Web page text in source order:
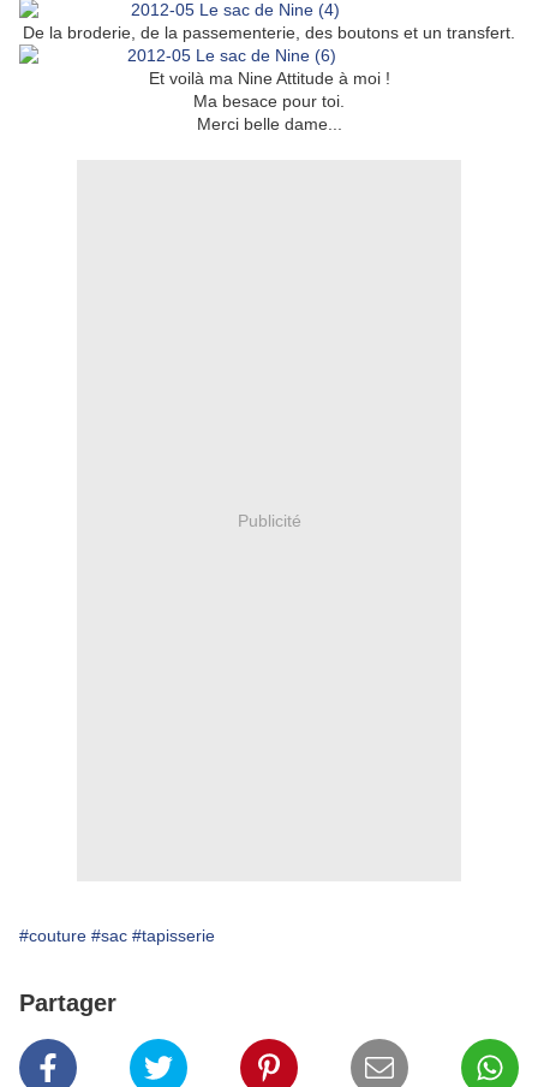
De la broderie, de la passementerie, des boutons et un transfert.
Et voilà ma Nine Attitude à moi !
Ma besace pour toi.
Merci belle dame...
Publicité
#couture #sac #tapisserie
Partager